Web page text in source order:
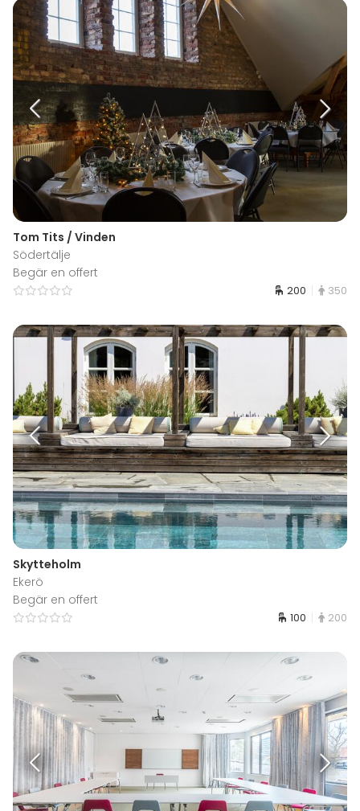
Tom Tits / Vinden
Södertälje
Begär en offert
200 350
Skytteholm
Ekerö
Begär en offert
100 200